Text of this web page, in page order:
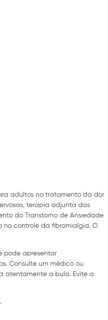
adultos no tratamento da dor
terapia adjunta das
do Transtorno de Ansiedade
no controle da fibromialgia. O
pode apresentar
Consulte um médico ou
atentamente a bula. Evite a